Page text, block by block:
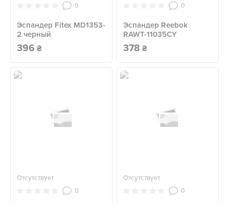
0
Эспандер Fitex MD1353-
2 черный
396 ₴
0
Эспандер Reebok
RAWT-11035CY
378 ₴
Отсутствует
0
Отсутствует
0